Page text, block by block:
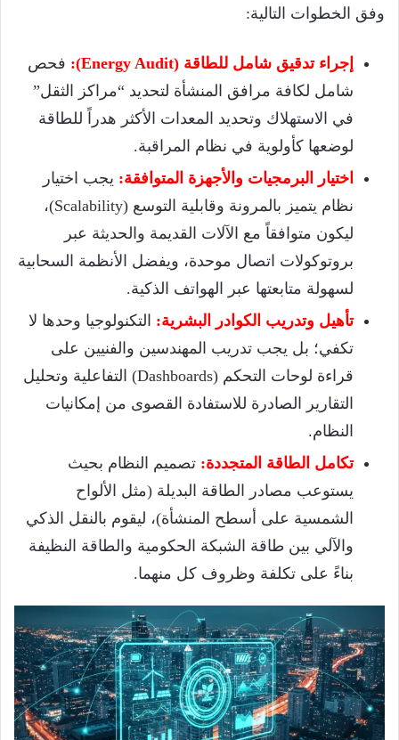
وفق الخطوات التالية:
إجراء تدقيق شامل للطاقة (Energy Audit):
فحص
شامل لكافة مرافق المنشأة لتحديد “مراكز الثقل”
في الاستهلاك وتحديد المعدات الأكثر هدراً للطاقة
لوضعها كأولوية في نظام المراقبة.
اختيار البرمجيات والأجهزة المتوافقة: يجب اختيار
نظام يتميز بالمرونة وقابلية التوسع (Scalability)،
ليكون متوافقاً مع الآلات القديمة والحديثة عبر
بروتوكولات اتصال موحدة، ويفضل الأنظمة السحابية
لسهولة متابعتها عبر الهواتف الذكية.
تأهيل وتدريب الكوادر البشرية: التكنولوجيا وحدها لا
تكفي؛ بل يجب تدريب المهندسين والفنيين على
قراءة لوحات التحكم (Dashboards) التفاعلية وتحليل
التقارير الصادرة للاستفادة القصوى من إمكانيات
النظام.
تكامل الطاقة المتجددة: تصميم النظام بحيث
يستوعب مصادر الطاقة البديلة (مثل الألواح
الشمسية على أسطح المنشأة)، ليقوم بالنقل الذكي
والآلي بين طاقة الشبكة الحكومية والطاقة النظيفة
بناءً على تكلفة وظروف كل منهما.